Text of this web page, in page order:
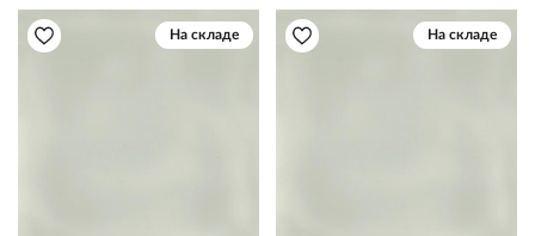
На складе На складе